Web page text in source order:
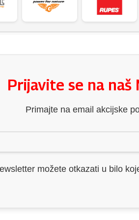
Prijavite se na
Primajte na email akcijske
možete otkazati u bilo